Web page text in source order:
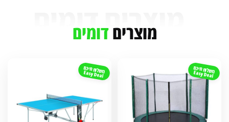
מוצריםדומים
משלוח חינם
Easy Deal משלוח חינם
Easy Deal